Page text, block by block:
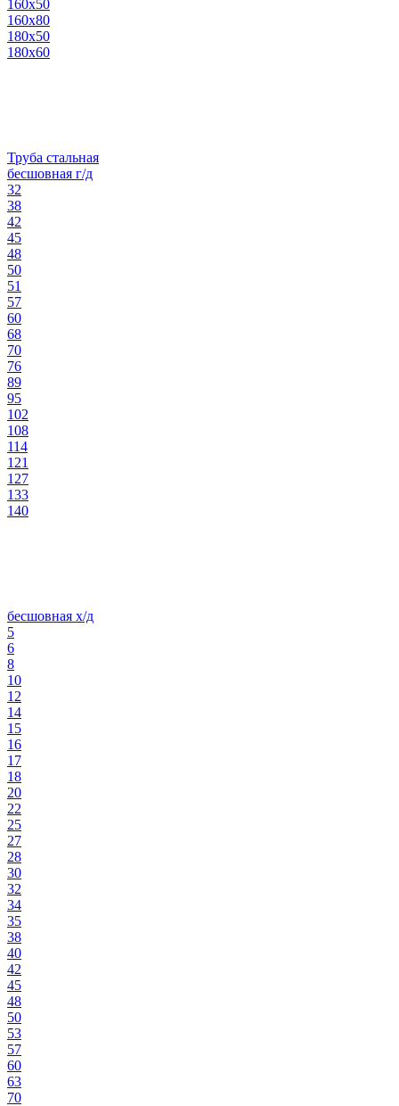
160х50
160х80
180х50
180х60
Труба стальная
бесшовная г/д
32
38
42
45
48
50
51
57
60
68
70
76
89
95
102
108
114
121
127
133
140
бесшовная х/д
5
6
8
10
12
14
15
16
17
18
20
22
25
27
28
30
32
34
35
38
40
42
45
48
50
53
57
60
63
70